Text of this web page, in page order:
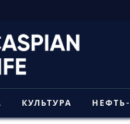
КУЛЬТУРА